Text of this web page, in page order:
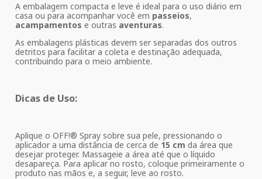
A embalagem compacta e leve é ideal para o uso diário em
casa ou para acompanhar você em passeios,
acampamentos e outras aventuras.
As embalagens plásticas devem ser separadas dos outros
detritos para facilitar a coleta e destinação adequada,
contribuindo para o meio ambiente.
Dicas de Uso:
Aplique o OFF!® Spray sobre sua pele, pressionando o
aplicador a uma distância de cerca de 15 cm da área que
desejar proteger. Massageie a área até que o líquido
desapareça. Para aplicar no rosto, coloque primeiramente o
produto nas mãos e, a seguir, leve ao rosto.